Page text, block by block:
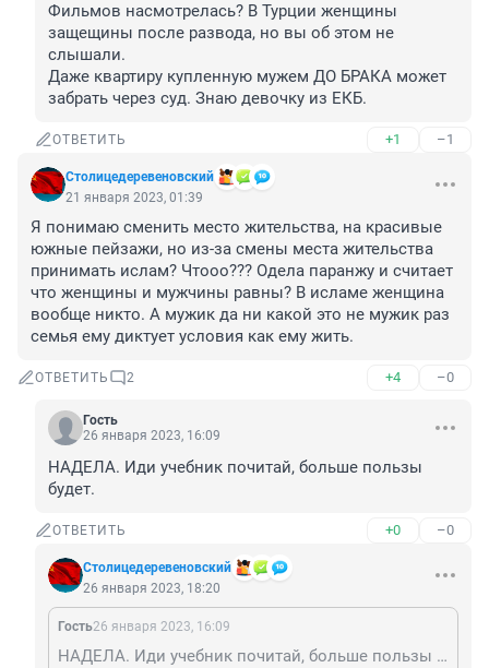
Фильмов насмотрелась? В Турции женщины
защещины после развода, но вы об этом не
слышали.
Даже квартиру купленную мужем ДО БРАКА может
забрать через суд. Знаю девочку из ЕКБ.
ОТВЕТИТЬ +1 –1
Столицедеревеновский
21 января 2023, 01:39
Я понимаю сменить место жительства, на красивые
южные пейзажи, но из-за смены места жительства
принимать ислам? Чтооо??? Одела паранжу и считает
что женщины и мужчины равны? В исламе женщина
вообще никто. А мужик да ни какой это не мужик раз
семья ему диктует условия как ему жить.
ОТВЕТИТЬ 2 +4 –0
Гость
26 января 2023, 16:09
НАДЕЛА. Иди учебник почитай, больше пользы
будет.
ОТВЕТИТЬ +0 –0
Столицедеревеновский
26 января 2023, 18:20
Гость26 января 2023, 16:09
НАДЕЛА. Иди учебник почитай, больше пользы будет.